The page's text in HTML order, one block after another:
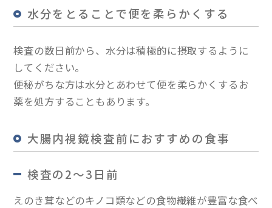
水分をとることで便を柔らかくする
検査の数日前から、水分は積極的に摂取するように
してください。
便秘がちな方は水分とあわせて便を柔らかくするお
薬を処方することもあります。
大腸内視鏡検査前におすすめの食事
検査の2～3日前
えのき茸などのキノコ類などの食物繊維が豊富な食べ